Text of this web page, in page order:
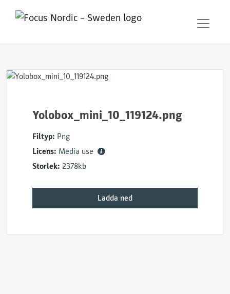
Yolobox_mini_10_119124.png
Filtyp: Png
Licens: Media use
Storlek: 2378kb
Ladda ned